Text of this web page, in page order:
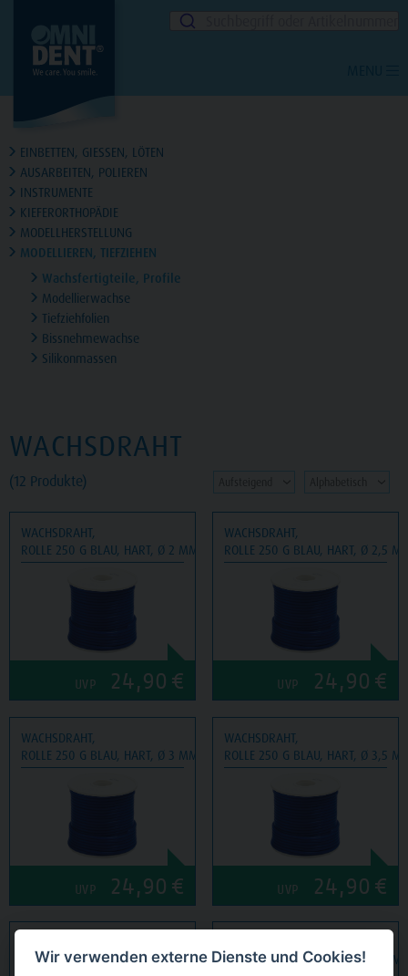
WACHSDRAHT
(12 Produkte)
WACHSDRAHT,
ROLLE 250 G BLAU, HART, Ø 2 MM
UVP 24,90 €
WACHSDRAHT,
ROLLE 250 G BLAU, HART, Ø 2,5
UVP 24,90 €
WACHSDRAHT,
ROLLE 250 G BLAU, HART, Ø 3 MM
UVP 24,90 €
WACHSDRAHT,
ROLLE 250 G BLAU, HART, Ø 3,5
UVP 24,90 €
ROLLE 250 G BLAU, HART, Ø 4 MM
ROLLE 250 G BLAU, HART, Ø 5 MM
EINBETTEN, GIESSEN, LÖTEN
AUSARBEITEN, POLIEREN
INSTRUMENTE
KIEFERORTHOPÄDIE
MODELLHERSTELLUNG
MODELLIEREN, TIEFZIEHEN
Wachsfertigteile, Profile
Modellierwachse
Tiefziehfolien
Bissnehmewachse
Silikonmassen
Wir verwenden externe Dienste und Cookies!